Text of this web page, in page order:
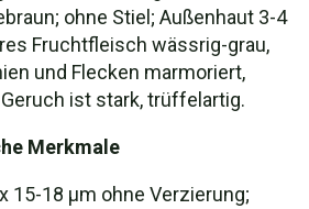
ohne Stiel; Außenhaut 3-4
Fruchtfleisch wässrig-grau,
und Flecken marmoriert,
ist stark, trüffelartig.
Merkmale
15-18 µm ohne Verzierung;